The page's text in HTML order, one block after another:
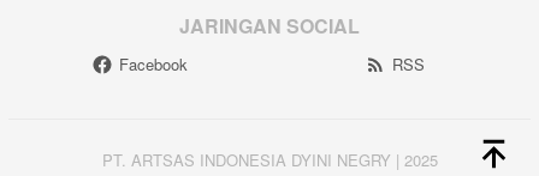
JARINGAN SOCIAL
Facebook RSS
PT. ARTSAS INDONESIA DYINI NEGRY | 2025